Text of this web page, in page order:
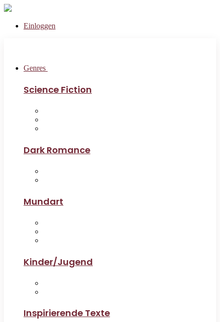
Einloggen
Genres
Science Fiction
Dark Romance
Mundart
Kinder/Jugend
Inspirierende Texte